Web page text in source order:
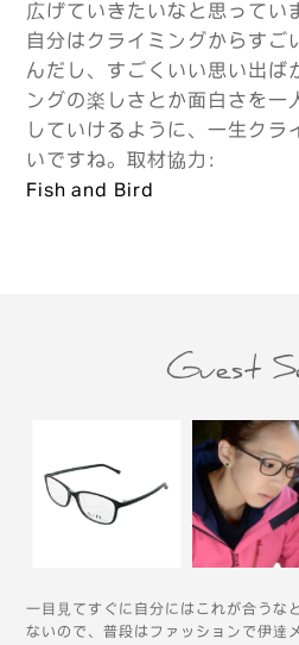
広げていきたいなと思ってい
自分はクライミングからすご
んだし、すごくいい思い出ば
ングの楽しさとか面白さを一
していけるように、一生クラ
いですね。取材協力：
Fish and Bird
Guest
一目見てすぐに自分にはこれが合うな
ないので、普段はファッションで伊達